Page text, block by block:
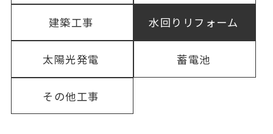
建築工事 水回りリフォーム
太陽光発電 蓄電池
その他工事